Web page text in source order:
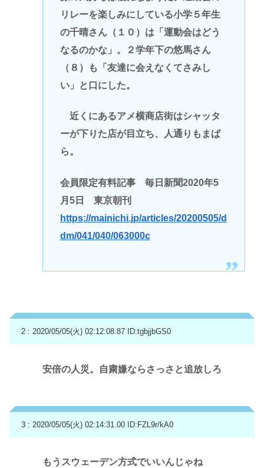
リレーを楽しみにしている小学５年生
の千晴さん（１０）は「運動会はどう
なるのかな」。２学年下の悠馬さん
（８）も「友達に会えなくてさみし
い」と口にした。
近くにあるアメ横商店街はシャッタ
ーが下りた店が目立ち、人通りもまば
ら。
会員限定有料記事 毎日新聞2020年5
月5日 東京朝刊
https://mainichi.jp/articles/20200505/d
dm/041/040/063000c
2 : 2020/05/05(火) 02:12:08.87 ID:tgbjjbGS0
安倍の人災。自粛嫌ならさっさと追放しろ
3 : 2020/05/05(火) 02:14:31.00 ID:FZL9r/kA0
もうスウェーデン方式でいいんじゃね